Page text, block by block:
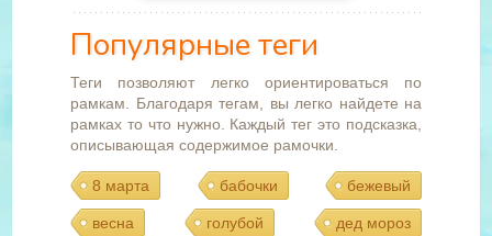
Популярные теги
Теги позволяют легко ориентироваться по
рамкам. Благодаря тегам, вы легко найдете на
рамках то что нужно. Каждый тег это подсказка,
описывающая содержимое рамочки.
8 марта бабочки бежевый
весна голубой дед мороз